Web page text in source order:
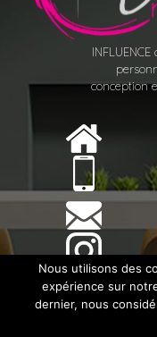
conception
© 2020 Influence
Licom
Nous utilisons des
expérience sur
dernier, nous